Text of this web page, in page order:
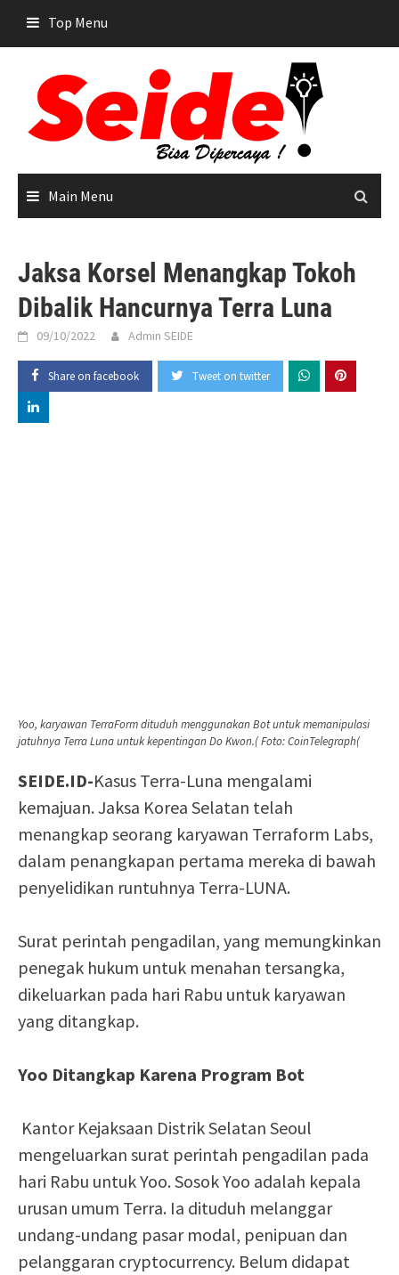
content
Top Menu
Main Menu
Jaksa Korsel Menangkap Tokoh
Dibalik Hancurnya Terra Luna
09/10/2022 Admin SEIDE
Share on facebook Tweet on twitter
Yoo, karyawan TerraForm dituduh menggunakan Bot untuk memanipulasi
jatuhnya Terra Luna untuk kepentingan Do Kwon.( Foto: CoinTelegraph(
SEIDE.ID-Kasus Terra-Luna mengalami
kemajuan. Jaksa Korea Selatan telah
menangkap seorang karyawan Terraform Labs,
dalam penangkapan pertama mereka di bawah
penyelidikan runtuhnya Terra-LUNA.
Surat perintah pengadilan, yang memungkinkan
penegak hukum untuk menahan tersangka,
dikeluarkan pada hari Rabu untuk karyawan
yang ditangkap.
Yoo Ditangkap Karena Program Bot
Kantor Kejaksaan Distrik Selatan Seoul
mengeluarkan surat perintah pengadilan pada
hari Rabu untuk Yoo. Sosok Yoo adalah kepala
urusan umum Terra. Ia dituduh melanggar
undang-undang pasar modal, penipuan dan
pelanggaran cryptocurrency. Belum didapat